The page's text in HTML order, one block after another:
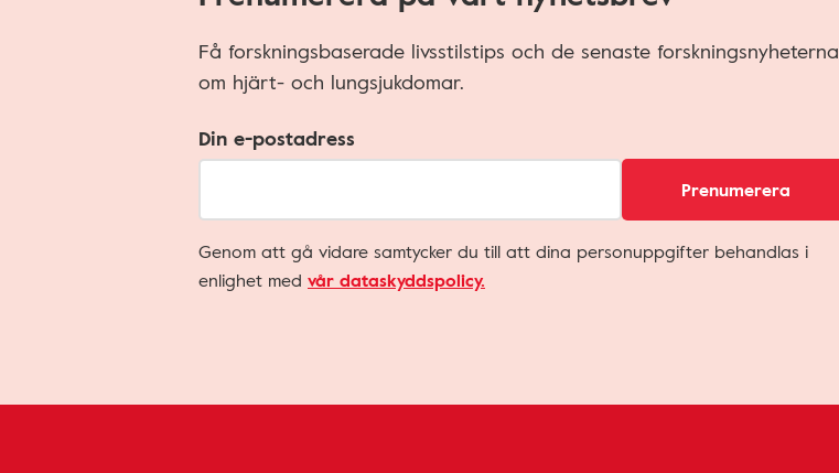
Få forskningsbaserade livsstilstips och de senaste forskningsnyheterna
om hjärt- och lungsjukdomar.
Din e-postadress
Prenumerera
Genom att gå vidare samtycker du till att dina personuppgifter behandlas i
enlighet med vår dataskyddspolicy.